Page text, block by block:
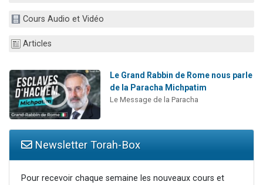
3 personnes viennent de nous rejoindre sur WhatsApp
Cours Audio et Vidéo
Articles
Le Grand Rabbin de Rome nous parle
de la Paracha Michpatim
Le Message de la Paracha
Newsletter Torah-Box
Pour recevoir chaque semaine les nouveaux cours et